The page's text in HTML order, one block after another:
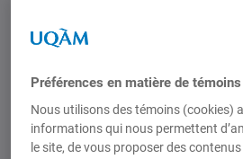
solutions innovantes de
Cette rencontre réunira
décideurs publics et
numérique autour de trois
Préférences en matière de témoins
Nous utilisons des témoins (cookies)
informations qui nous permettent
le site, de vous proposer des